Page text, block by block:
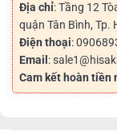
Địa chỉ: Tầng 12
quận Tân Bình, Tp.
Điện thoại:
Email :
Cam kết hoàn tiền